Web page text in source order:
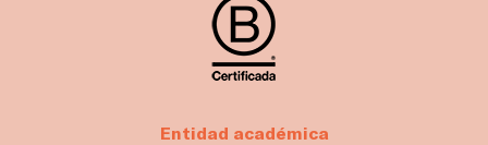
Entidad académica